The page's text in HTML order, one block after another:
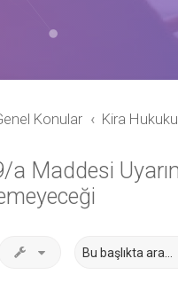
Konular Kira Hukuku
Maddesi